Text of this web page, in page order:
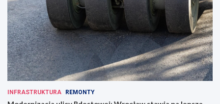
INFRASTRUKTURA REMONTY